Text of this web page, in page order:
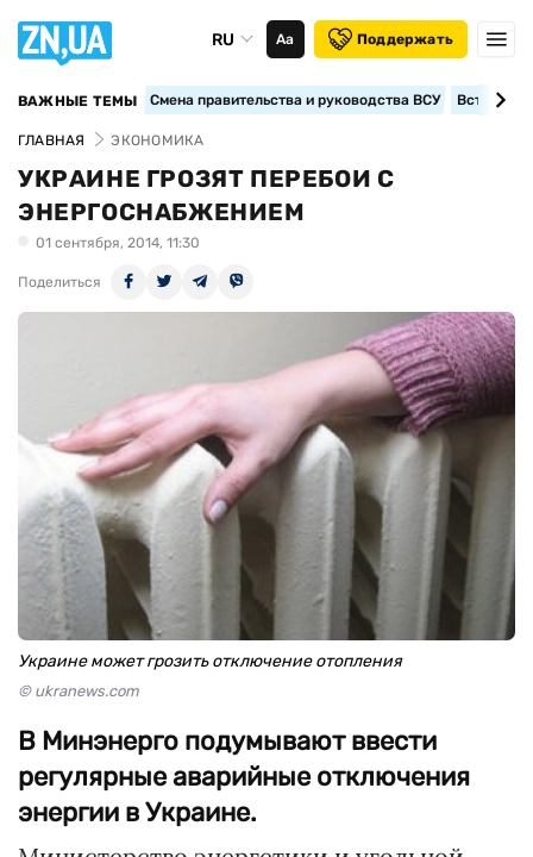
RU Аа Поддержать
ВАЖНЫЕ ТЕМЫ Смена правительства и руководства ВСУ
ГЛАВНАЯ ЭКОНОМИКА
УКРАИНЕ ГРОЗЯТ ПЕРЕБОИ С
ЭНЕРГОСНАБЖЕНИЕМ
01 сентября, 2014, 11:30
Поделиться
Украине может грозить отключение отопления
© ukranews.com
В Минэнерго подумывают ввести
регулярные аварийные отключения
энергии в Украине.